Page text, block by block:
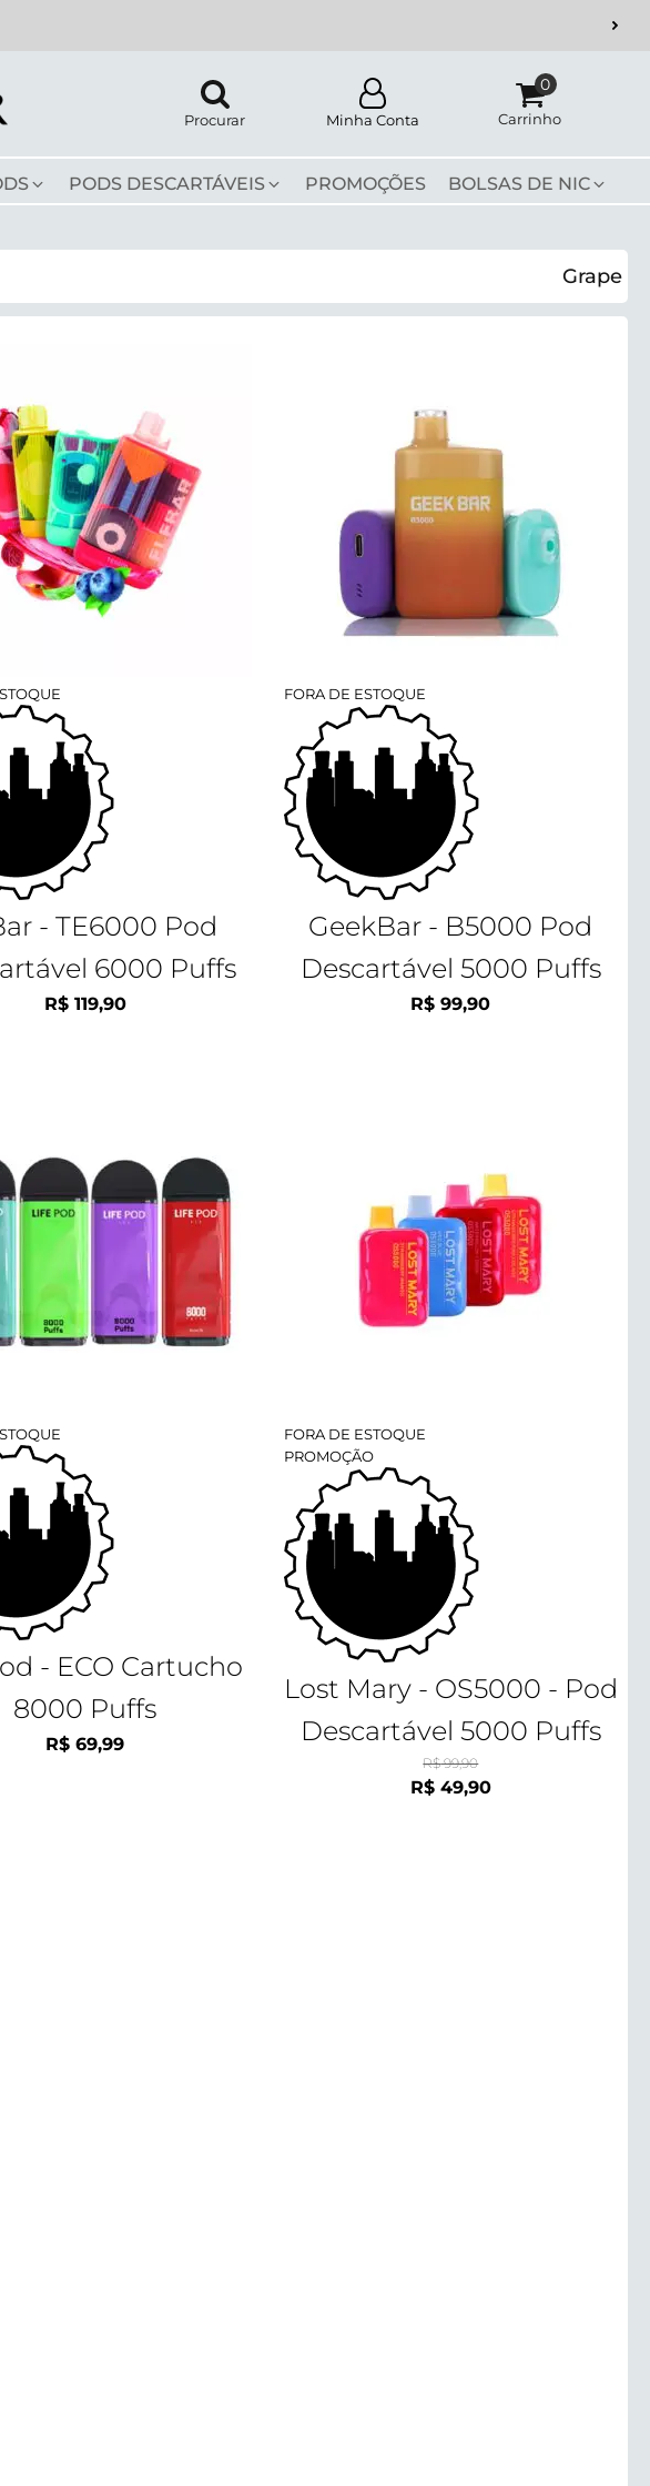
Procurar Minha Conta Carrinho
PODS DESCARTÁVEIS PROMOÇÕES BOLSAS DE NIC
Grape
- TE6000 Pod
6000 Puffs
R$119,90
FORA DE ESTOQUE
GeekBar - B5000 Pod
Descartável 5000 Puffs
R$ 99,90
- ECO Cartucho
8000 Puffs
R$ 69,99
FORA DE ESTOQUE
PROMOÇÃO
Lost Mary - OS5000 - Pod
Descartável 5000 Puffs
R$99,90
O
R$49,90O